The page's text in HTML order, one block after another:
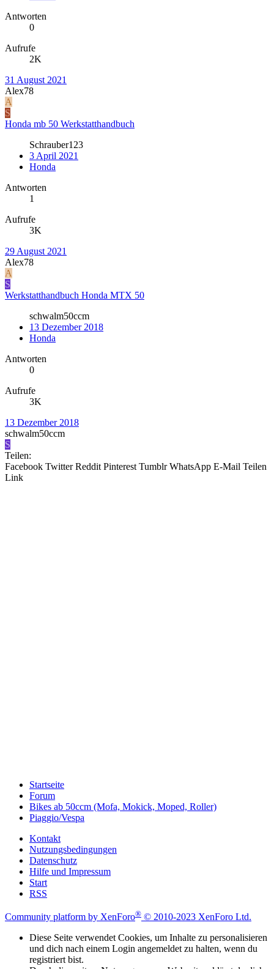
Antworten
0
Aufrufe
2K
31 August 2021
Alex78
A
S
Honda mb 50 Werkstatthandbuch
Schrauber123
3 April 2021
Honda
Antworten
1
Aufrufe
3K
29 August 2021
Alex78
A
S
Werkstatthandbuch Honda MTX 50
schwalm50ccm
13 Dezember 2018
Honda
Antworten
0
Aufrufe
3K
13 Dezember 2018
schwalm50ccm
S
Teilen:
Facebook Twitter Reddit Pinterest Tumblr WhatsApp E-Mail Teilen
Link
Startseite
Forum
Bikes ab 50ccm (Mofa, Mokick, Moped, Roller)
Piaggio/Vespa
Kontakt
Nutzungsbedingungen
Datenschutz
Hilfe und Impressum
Start
RSS
Community platform by XenForo® © 2010-2023 XenForo Ltd.
Diese Seite verwendet Cookies, um Inhalte zu personalisieren
und dich nach einem Login angemeldet zu halten, wenn du
registriert bist.